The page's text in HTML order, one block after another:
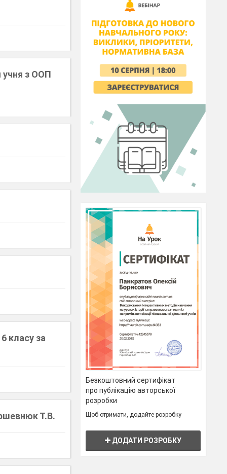
учня з ООП
класу за
Т.В.
Безкоштовний сертифікат
про публікацію авторської
розробки
Щоб отримати, додайте розробку
ДОДАТИ РОЗРОБКУ